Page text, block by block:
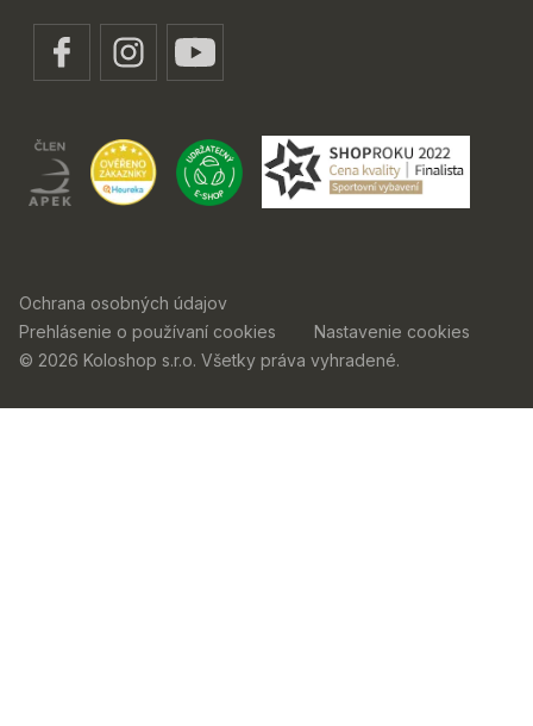
Ochrana osobných údajov
Prehlásenie o používaní cookies
Nastavenie cookies
© 2026 Koloshop s.r.o. Všetky práva vyhradené.